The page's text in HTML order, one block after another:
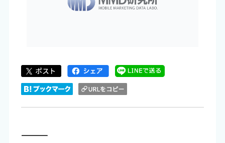
―――――――――――――――――――――――――――――――――――